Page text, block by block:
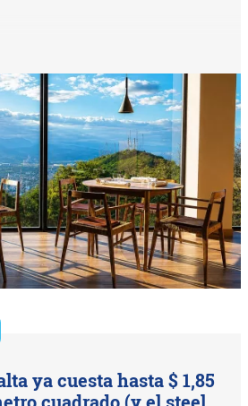
ya cuesta hasta $ 1,85
cuadrado (y el steel